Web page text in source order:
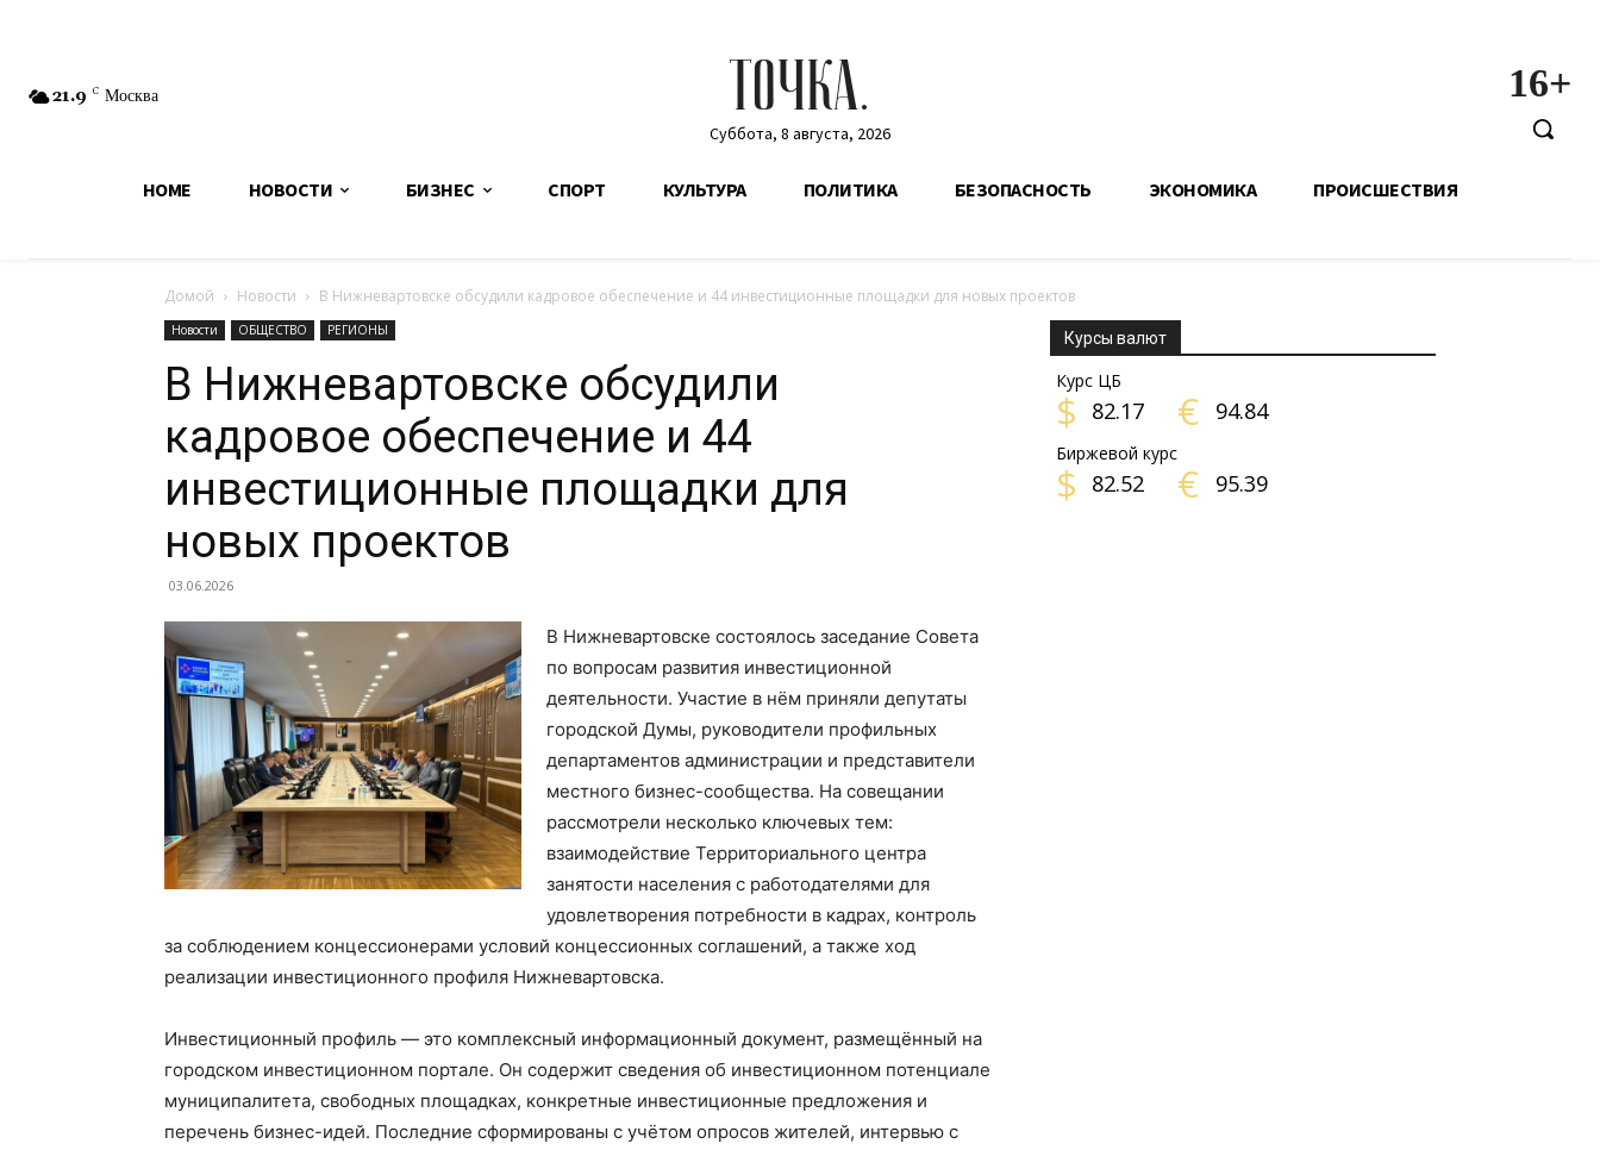
21.9 C Москва ТОЧКА.
Суббота, 8 августа, 2026
16+
HOME НОВОСТИ БИЗНЕС СПОРТ КУЛЬТУРА ПОЛИТИКА БЕЗОПАСНОСТЬ ЭКОНОМИКА ПРОИСШЕСТВИЯ
Домой Новости В Нижневартовске обсудили кадровое обеспечение и 44 инвестиционные площадки для новых проектов
Новости ОБЩЕСТВО РЕГИОНЫ
В Нижневартовске обсудили
кадровое обеспечение и 44
инвестиционные площадки для
новых проектов
03.06.2026
В Нижневартовске состоялось заседание Совета
по вопросам развития инвестиционной
деятельности. Участие в нём приняли депутаты
городской Думы, руководители профильных
департаментов администрации и представители
местного бизнес-сообщества. На совещании
рассмотрели несколько ключевых тем:
взаимодействие Территориального центра
занятости населения с работодателями для
удовлетворения потребности в кадрах, контроль
за соблюдением концессионерами условий концессионных соглашений, а также ход
реализации инвестиционного профиля Нижневартовска.
Инвестиционный профиль — это комплексный информационный документ, размещённый на
городском инвестиционном портале. Он содержит сведения об инвестиционном потенциале
муниципалитета, свободных площадках, конкретные инвестиционные предложения и
перечень бизнес-идей. Последние сформированы с учётом опросов жителей, интервью с
Курсы валют
Курс ЦБ
$ 82.17 € 94.84
Биржевой курс
$ 82.52 € 95.39